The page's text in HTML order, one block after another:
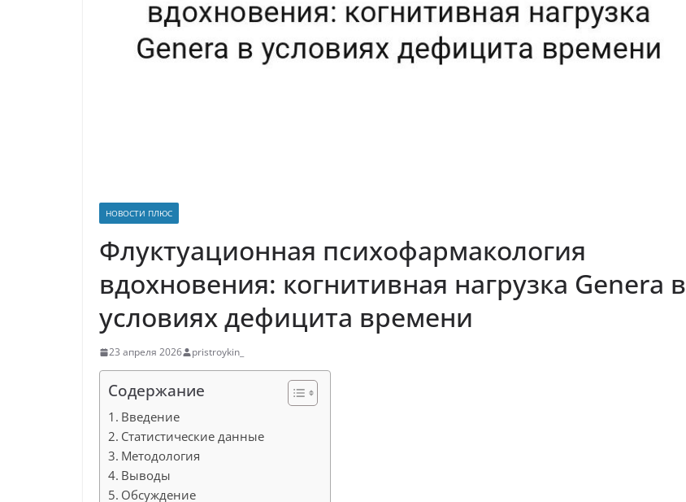
НОВОСТИ ПЛЮС
Флуктуационная психофармакология
вдохновения: когнитивная нагрузка Genera в
условиях дефицита времени
23 апреля 2026 pristroykin_
Содержание
Введение
Статистические данные
Методология
Выводы
Обсуждение